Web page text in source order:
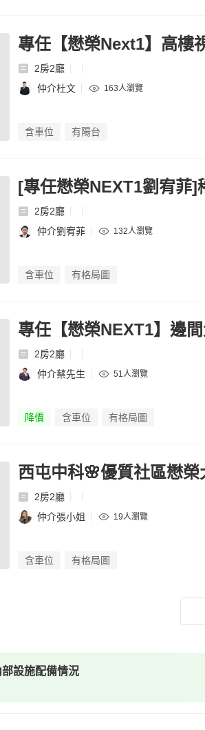
專任【懋榮Next1】高樓
2房2廳
仲介杜文
163人瀏覽
含車位 有陽台
[專任懋榮NEXT1劉宥菲]
2房2廳
仲介劉宥菲
132人瀏覽
含車位 有格局圖
專任【懋榮NEXT1】邊
2房2廳
仲介蔡先生
51人瀏覽
降價 含車位 有格局圖
西屯中科🌸優質社區懋
2房2廳
仲介張小姐
19人瀏覽
含車位 有格局圖
設施配備情況